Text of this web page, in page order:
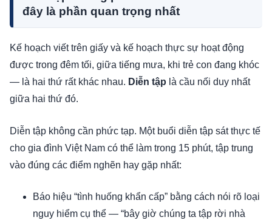
đây là phần quan trọng nhất
Kế hoạch viết trên giấy và kế hoạch thực sự hoạt động
được trong đêm tối, giữa tiếng mưa, khi trẻ con đang khóc
— là hai thứ rất khác nhau. Diễn tập là cầu nối duy nhất
giữa hai thứ đó.
Diễn tập không cần phức tạp. Một buổi diễn tập sát thực tế
cho gia đình Việt Nam có thể làm trong 15 phút, tập trung
vào đúng các điểm nghẽn hay gặp nhất:
Báo hiệu “tình huống khẩn cấp” bằng cách nói rõ loại
nguy hiểm cụ thể — “bây giờ chúng ta tập rời nhà